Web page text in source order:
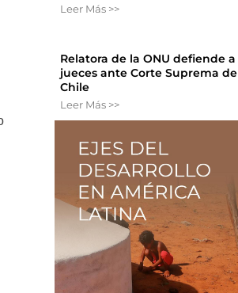
Leer Más >>
Relatora de la ONU defiende a
jueces ante Corte Suprema de
Chile
Leer Más >>